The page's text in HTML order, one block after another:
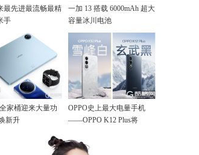
最先进最流畅最精
手
一加 13 搭载 6000mAh 超大
容量冰川电池
家桶迎来大量功
新升
OPPO史上最大电量手机
——OPPO K12 Plus将